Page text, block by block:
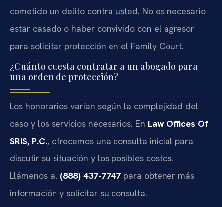
cometido un delito contra usted. No es necesario
estar casado o haber convivido con el agresor
para solicitar protección en el Family Court.
¿Cuánto cuesta contratar a un abogado para
una orden de protección?
Los honorarios varían según la complejidad del
caso y los servicios necesarios. En Law Offices Of
SRIS, P.C., ofrecemos una consulta inicial para
discutir su situación y los posibles costos.
Llámenos al (888) 437-7747 para obtener más
información y solicitar su consulta.